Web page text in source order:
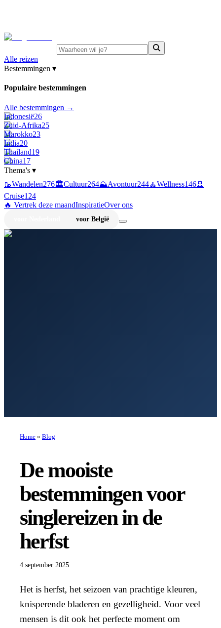
Alle reizen
Bestemmingen ▾
Populaire bestemmingen
Alle bestemmingen →
Indonesië26
Zuid-Afrika25
Marokko23
India20
Thailand19
China17
Thema's ▾
🥾Wandelen276🏛️Cultuur264⛰️Avontuur244🧘Wellness146🚢
Cruise124
🔥 Vertrek deze maandInspiratieOver ons
voor België
Home » Blog
De mooiste
bestemmingen voor
singlereizen in de
herfst
4 september 2025
Het is herfst, het seizoen van prachtige kleuren,
knisperende bladeren en gezelligheid. Voor veel
mensen is dit ook het perfecte moment om